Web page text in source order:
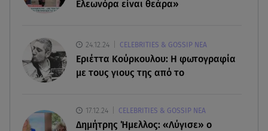
Αλεξάνδρα Νίκα: Η... χρυσή ώρα στο σκάφος με
την καλύτερη παρέα!
Θανατηφόρο Τροχαίο
Ελεωνόρα είναι θεάρα»
24.12.24 CELEBRITIES & GOSSIP ΝΕΑ
Εριέττα Κούρκουλου: Η φωτογραφία
με τους γιους της από το
17.12.24 CELEBRITIES & GOSSIP ΝΕΑ
Δημήτρης Ήμελλος: «Λύγισε» ο